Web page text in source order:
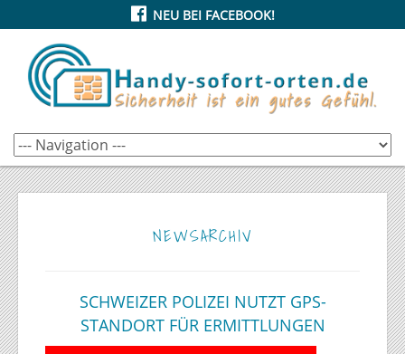
NEU BEI FACEBOOK!
NEWSARCHIV
SCHWEIZER POLIZEI NUTZT GPS-
STANDORT FÜR ERMITTLUNGEN